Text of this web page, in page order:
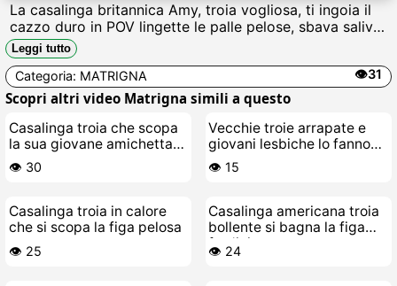
La casalinga britannica Amy, troia vogliosa, ti ingoia il
cazzo duro in POV lingette le palle pelose, sbava saliva
sul gambo venoso, ti guarda con occhi da puttana
mentre ti svuota le palle succhiando fino allultima
goccia di sborra calda in gola.
Leggi tutto
Categoria: MATRIGNA 👁️31
Scopri altri video Matrigna simili a questo
Casalinga troia che scopa
la sua giovane amichetta
lesbica
👁️ 30
Vecchie troie arrapate e
giovani lesbiche lo fanno
alla grande
👁️ 15
Casalinga troia in calore
che si scopa la figa pelosa
👁️ 25
Casalinga americana troia
bollente si bagna la figa
fradicia
👁️ 24